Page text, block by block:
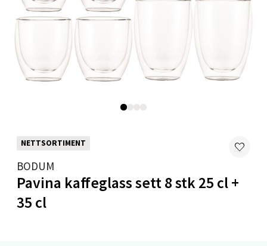
NETTSORTIMENT
BODUM
Pavina kaffeglass sett 8 stk 25 cl +
35 cl
0 i butikk
Mandal - Alti Mandal
Åpent i dag 10-20
0 i butikk